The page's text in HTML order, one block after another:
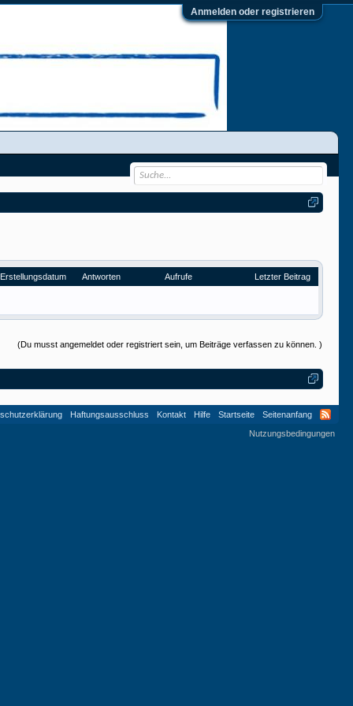
Anmelden oder registrieren
Erstellungsdatum Antworten Aufrufe Letzter Beitrag
(Du musst angemeldet oder registriert sein, um Beiträge verfassen zu können. )
Haftungsausschluss Kontakt Hilfe Startseite
Seitenanfang
Nutzungsbedingungen